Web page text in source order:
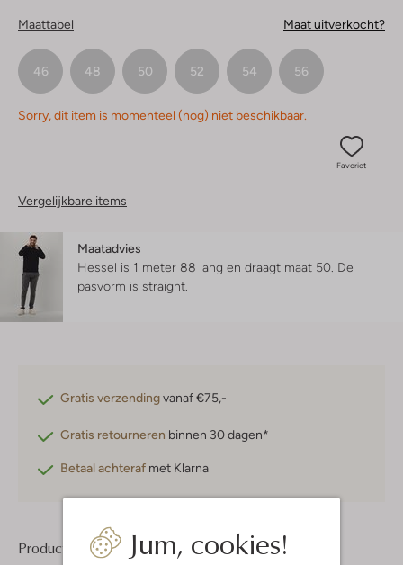
Jum, cookies!
Maattabel Maat uitverkocht?
46 48 50 52 54 56
Sorry, dit item is momenteel (nog) niet beschikbaar.
Favoriet
Vergelijkbare items
Maatadvies
Hessel is 1 meter 88 lang en draagt maat 50. De
pasvorm is straight
Gratis verzendingvanaf €75,-
Gratis retourneren binnen 30 dagen*
Betaal achteraf met Klarna
Product informatie